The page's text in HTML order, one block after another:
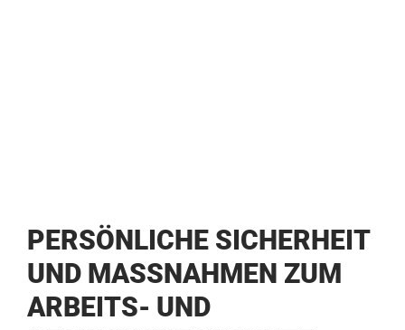
PERSÖNLICHE SICHERHEIT
UND MASSNAHMEN ZUM A
RBEITS- UND G